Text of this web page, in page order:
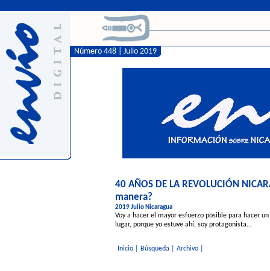
Número 448 | Julio 2019
40 AÑOS DE LA REVOLUCIÓN
manera?
2019 Julio Nicaragua
Voy a hacer el mayor esfuerzo posible para hacer
lugar, porque yo estuve ahí, soy protagonista...
Inicio| Búsqueda Archivo|